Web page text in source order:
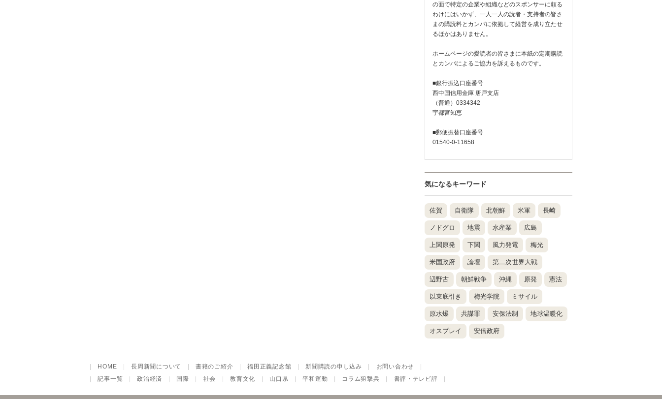
の面で特定の企業や組織などのスポンサーに頼る
わけにはいかず、一人一人の読者・支持者の皆さ
まの購読料とカンパに依拠して経営を成り立たせ
るほかはありません。
ホームページの愛読者の皆さまに本紙の定期購読
とカンパによるご協力を訴えるものです。
■銀行振込口座番号
西中国信用金庫 唐戸支店
（普通）0334342
宇都宮知恵
■郵便振替口座番号
01540-0-11658
気になるキーワード
佐賀 自衛隊 北朝鮮 米軍 長崎
ノドグロ 地震 水産業 広島
上関原発 下関 風力発電 梅光
米国政府 論壇 第二次世界大戦
辺野古 朝鮮戦争 沖縄 原発 憲法
以東底引き 梅光学院 ミサイル
原水爆 共謀罪 安保法制 地球温暖化
オスプレイ 安倍政府
HOME |長周新聞について |書籍のご紹介 |福田正義記念館 新聞購読の申し込み お問い合わせ
|記事一覧 |政治経済 国際 社会 |教育文化 山口県 |平和運動 コラム狙撃兵 書評・テレビ評